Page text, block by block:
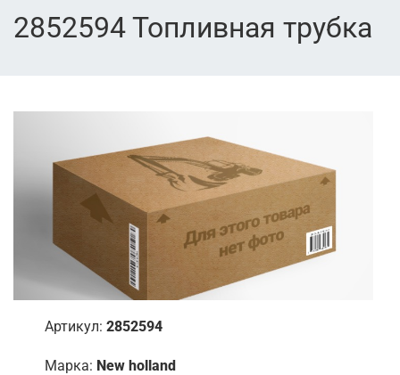
2852594 Топливная трубка
Артикул: 2852594
Марка: New holland